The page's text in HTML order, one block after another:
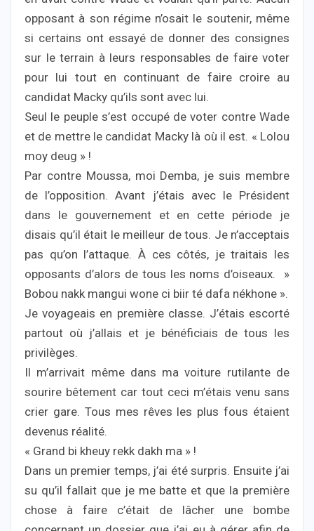
opposant à son régime n’osait le soutenir, même
si certains ont essayé de donner des consignes
sur le terrain à leurs responsables de faire voter
pour lui tout en continuant de faire croire au
candidat Macky qu’ils sont avec lui.
Seul le peuple s’est occupé de voter contre Wade
et de mettre le candidat Macky là où il est. « Lolou
moy deug » !
Par contre Moussa, moi Demba, je suis membre
de l’opposition. Avant j’étais avec le Président
dans le gouvernement et en cette période je
disais qu’il était le meilleur de tous. Je n’acceptais
pas qu’on l’attaque. À ces côtés, je traitais les
opposants d’alors de tous les noms d’oiseaux. »
Bobou nakk mangui wone ci biir té dafa nékhone ».
Je voyageais en première classe. J’étais escorté
partout où j’allais et je bénéficiais de tous les
privilèges.
Il m’arrivait même dans ma voiture rutilante de
sourire bêtement car tout ceci m’étais venu sans
crier gare. Tous mes rêves les plus fous étaient
devenus réalité.
« Grand bi kheuy rekk dakh ma » !
Dans un premier temps, j’ai été surpris. Ensuite j’ai
su qu’il fallait que je me batte et que la première
chose à faire c’était de lâcher une bombe